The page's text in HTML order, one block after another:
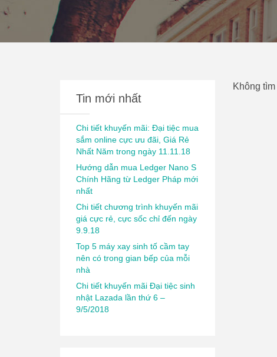
Tin mới nhất
Chi tiết khuyến mãi: Đại tiệc mua
sắm online cực ưu đãi, Giá Rẻ
Nhất Năm trong ngày 11.11.18
Hướng dẫn mua Ledger Nano S
Chính Hãng từ Ledger Pháp mới
nhất
Chi tiết chương trình khuyến mãi
giá cực rẻ, cực sốc chỉ đến ngày
9.9.18
Top 5 máy xay sinh tố cầm tay
nên có trong gian bếp của mỗi
nhà
Chi tiết khuyến mãi Đại tiệc sinh
nhật Lazada lần thứ 6 –
9/5/2018
Không